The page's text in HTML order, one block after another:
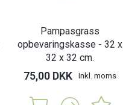
Pampasgrass
opbevaringskasse - 32 x
32 x 32 cm.
75,00 DKK Inkl. moms